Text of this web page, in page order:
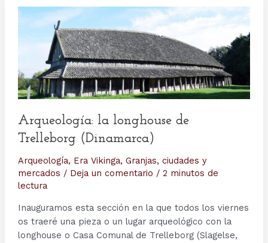
Arqueología: la longhouse de
Trelleborg (Dinamarca)
Arqueología, Era Vikinga, Granjas, ciudades y
mercados / Deja un comentario / 2 minutos de
lectura
Inauguramos esta sección en la que todos los viernes
os traeré una pieza o un lugar arqueológico con la
longhouse o Casa Comunal de Trelleborg (Slagelse,